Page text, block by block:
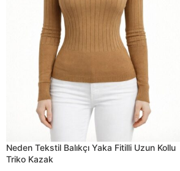
Neden Tekstil Balıkçı Yaka Fitilli Uzun Kollu
Triko Kazak